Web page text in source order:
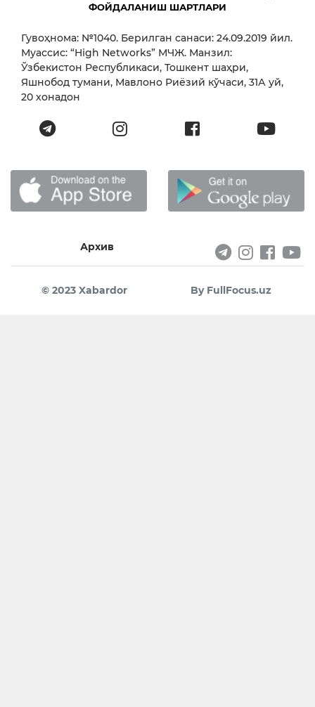
ФОЙДАЛАНИШ ШАРТЛАРИ
Гувоҳнома: №1040. Берилган санаси: 24.09.2019 йил.
Муассис: “High Networks” МЧЖ. Манзил:
Ўзбекистон Республикаси, Тошкент шаҳри,
Яшнобод тумани, Мавлоно Риёзий кўчаси, 31А уй,
20 хонадон
Архив
© 2023 Xabardor By FullFocus.uz